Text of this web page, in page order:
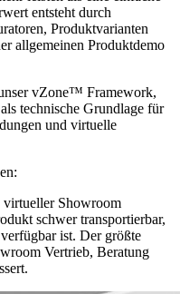
entsteht durch
Produktvarianten
allgemeinen Produktdemo
vZone™ Framework,
technische Grundlage für
und virtuelle
Showroom
schwer transportierbar,
ist. Der größte
Vertrieb, Beratung